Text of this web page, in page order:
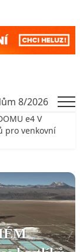
e4 V
pro venkovní